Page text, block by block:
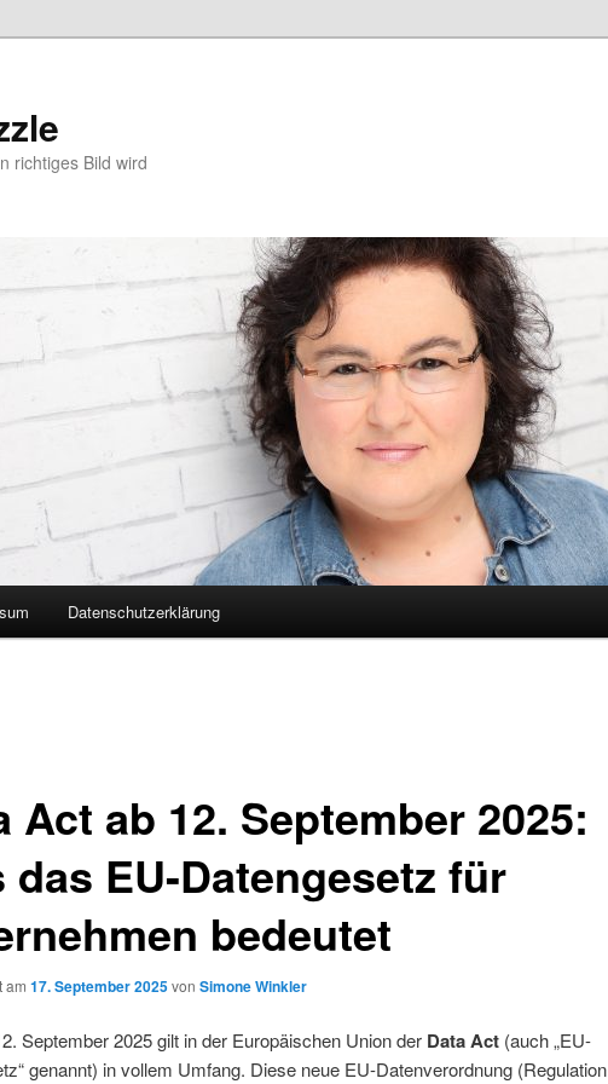
richtiges Bild wird
Datenschutzerklärung
Act ab 12. September 2025:
das EU-Datengesetz für
bedeutet
am 17. September 2025von Simone Winkler
September 2025 gilt in der Europäischen Union der Data Act(auch „EU-
genannt) in vollem Umfang. Diese neue EU-Datenverordnung (Regulation